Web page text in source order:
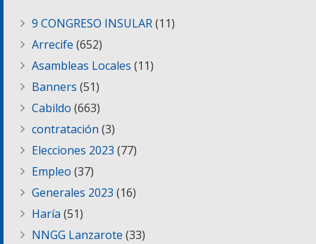
9 CONGRESO INSULAR(11)
Arrecife (652)
Asambleas Locales (11)
Banners (51)
Cabildo (663)
contratación (3)
Elecciones 2023 (77)
Empleo (37)
Generales 2023 (16)
Haría (51)
NNGG Lanzarote (33)